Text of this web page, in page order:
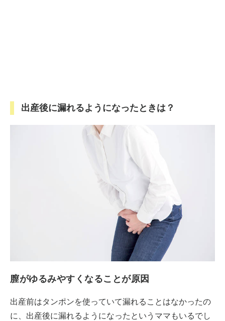
出産後に漏れるようになったときは？
膣がゆるみやすくなることが原因
出産前はタンポンを使っていて漏れることはなかったの
に、出産後に漏れるようになったというママもいるでし